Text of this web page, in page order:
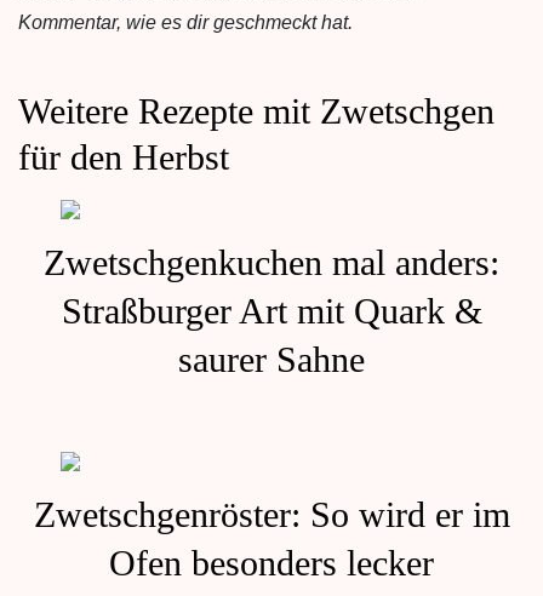
Kommentar, wie es dir geschmeckt hat.
Weitere Rezepte mit Zwetschgen
für den Herbst
Zwetschgenkuchen mal anders:
Straßburger Art mit Quark &
saurer Sahne
Zwetschgenröster: So wird er im
Ofen besonders lecker